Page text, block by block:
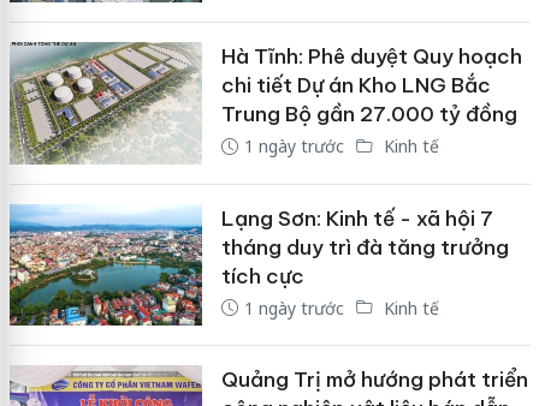
Hà Tĩnh: Phê duyệt Quy hoạch
chi tiết Dự án Kho LNG Bắc
Trung Bộ gần 27.000 tỷ đồng
1 ngày trước Kinh tế
Lạng Sơn: Kinh tế - xã hội 7
tháng duy trì đà tăng trưởng
tích cực
1 ngày trước Kinh tế
Quảng Trị mở hướng phát triển